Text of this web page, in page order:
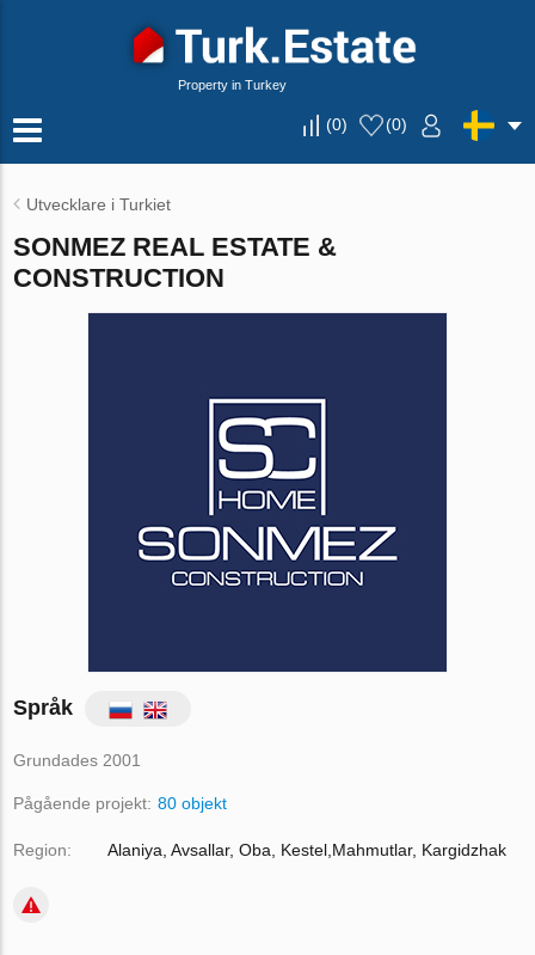
Property in Turkey
(0) (0)
Utvecklare i Turkiet
SONMEZ REAL ESTATE &
CONSTRUCTION
Språk
Grundades 2001
Pågående projekt: 80 objekt
Region: Alaniya, Avsallar, Oba, Kestel,Mahmutlar, Kargidzhak